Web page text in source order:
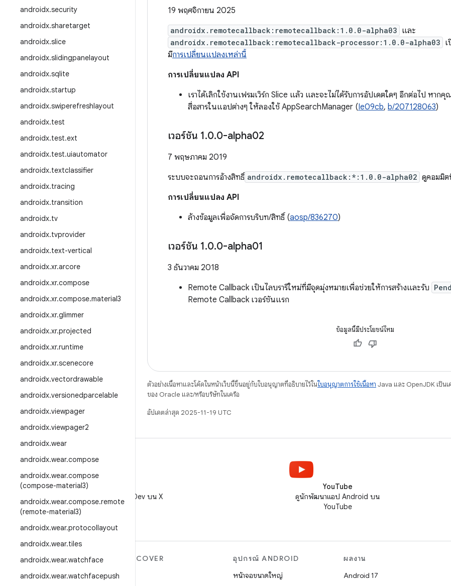
androidx.security
androidx.sharetarget
androidx.slice
androidx.slidingpanelayout
androidx.sqlite
androidx.startup
androidx.swiperefreshlayout
androidx.test
androidx.test.ext
androidx.test.uiautomator
androidx.textclassifier
androidx.tracing
androidx.transition
androidx.tv
androidx.tvprovider
androidx.text-vertical
androidx.xr.arcore
androidx.xr.compose
androidx.xr.compose.material3
androidx.xr.glimmer
androidx.xr.projected
androidx.xr.runtime
androidx.xr.scenecore
androidx.vectordrawable
androidx.versionedparcelable
androidx.viewpager
androidx.viewpager2
androidx.wear
androidx.wear.compose
androidx.wear.compose
(compose-material3)
androidx.wear.compose.remote
(remote-material3)
androidx.wear.protocollayout
androidx.wear.tiles
androidx.wear.watchface
androidx.wear.watchfacepush
19 พฤศจิกายน 2025
androidx.remotecallback:remotecallback:1.0.0-alpha03 และ
androidx.remotecallback:remotecallback-processor:1.0.0-alpha03
มีการเปลี่ยนแปลงเหล่านี้
การเปลี่ยนแปลง API
เราได้เลิกใช้งานเฟรมเวิร์ก Slice แล้ว และจะไม่ได้รับการอัปเดตใดๆ อีกต่อไป หากคุ
สื่อสารในแอปต่างๆ ให้ลองใช้ AppSearchManager (Ie09cb, b/207128063)
เวอร์ชัน 1.0.0-alpha02
7 พฤษภาคม 2019
ระบบจะถอนการอ้างสิทธิ์ androidx.remotecallback:*:1.0.0-alpha02 ดูคอมมิต
การเปลี่ยนแปลง API
ล้างข้อมูลเพื่อจัดการบริบท/สิทธิ์ (aosp/836270)
เวอร์ชัน 1.0.0-alpha01
3 ธันวาคม 2018
Remote Callback เป็นไลบรารีใหม่ที่มีจุดมุ่งหมายเพื่อช่วยให้การสร้างและรับ
Remote Callback เวอร์ชันแรก
ข้อมูลนี้มีประโยชน์ไหม
ตัวอย่างเนื้อหาและโค้ดในหน้าเว็บนี้ขึ้นอยู่กับใบอนุญาตที่อธิบายไว้ในใบอนุญาตการใช้เนื้อหา Java และ OpenJDK เป็นเ
ของ Oracle และ/หรือบริษัทในเครือ
อัปเดตล่าสุด 2025-11-19 UTC
ติดตาม @AndroidDev บน X
YouTube
ดูนักพัฒนาแอป Android บน
YouTube
ANDROID เพิ่มเติม
Android
DISCOVER
อุปกรณ์ ANDROID
หน้าจอขนาดใหญ่
ผลงาน
Android 17